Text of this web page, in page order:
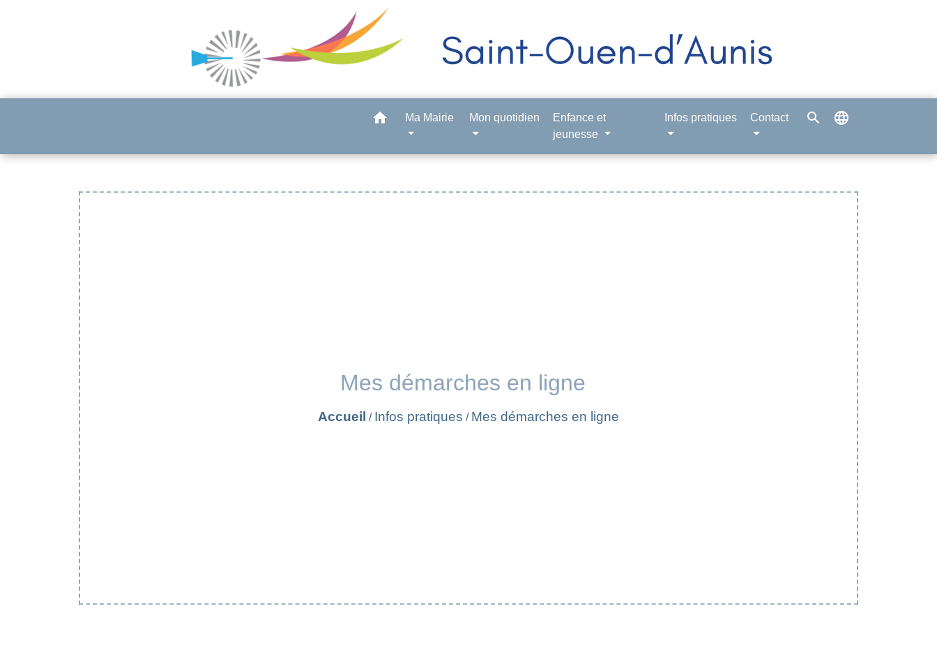
home Ma Mairie Mon quotidien
Enfance et
jeunesse
Infos pratiques Contact search language
Mes démarches en ligne
Accueil / Infos pratiques / Mes démarches en ligne